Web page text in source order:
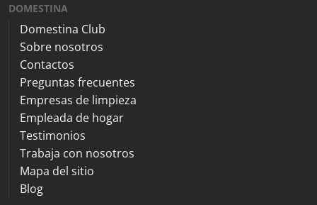
DOMESTINA
Domestina Club
Sobre nosotros
Contactos
Preguntas frecuentes
Empresas de limpieza
Empleada de hogar
Testimonios
Trabaja con nosotros
Mapa del sitio
Blog